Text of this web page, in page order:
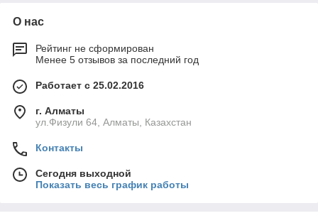
О нас
Рейтинг не сформирован
Менее 5 отзывов за последний год
Работает с 25.02.2016
г. Алматы
ул.Физули 64, Алматы, Казахстан
Контакты
Сегодня выходной
Показать весь график работы